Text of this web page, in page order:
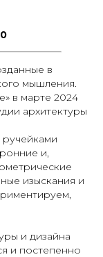
в
мышления.
в марте 2024
архитектуры
и,
изыскания и
и дизайна
и постепенно